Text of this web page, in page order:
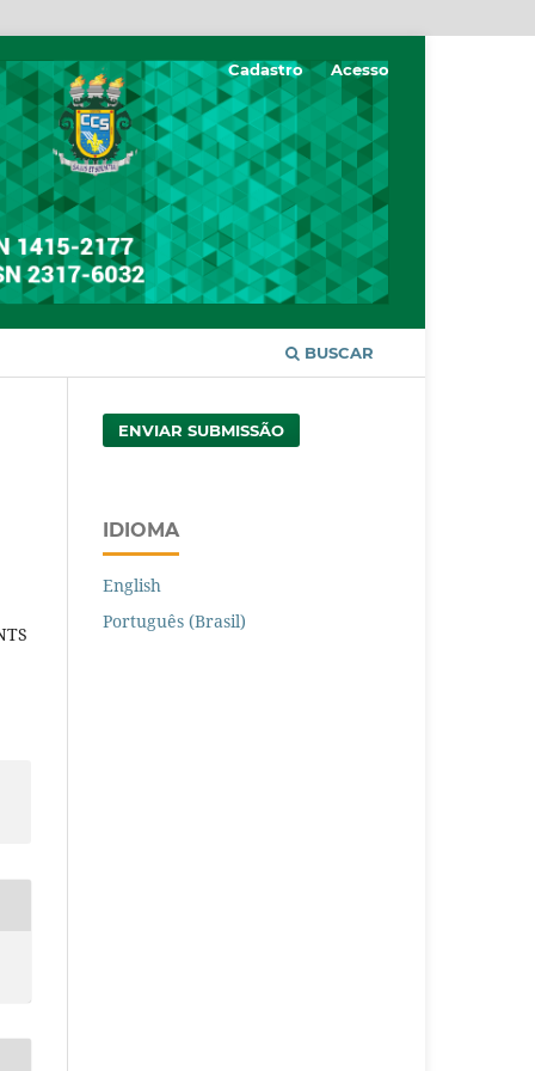
BUSCAR
Cadastro Acesso
ENVIAR SUBMISSÃO
IDIOMA
English
Português (Brasil)